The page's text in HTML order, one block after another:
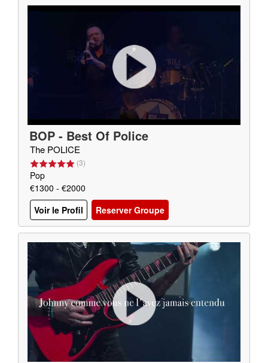
BOP - Best Of Police
The POLICE
(3)
Pop
€1300 - €2000
Voir le Profil
Reserver Groupe